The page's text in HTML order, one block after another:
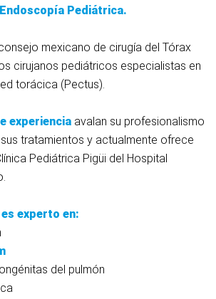
Pediátrica.
mexicano de cirugía del Tórax
cirujanos pediátricos especialistas en
torácica (Pectus).
experiencia avalan su profesionalismo
tratamientos y actualmente ofrece
Pediátrica Pigüi del Hospital
experto en:
del pulmón